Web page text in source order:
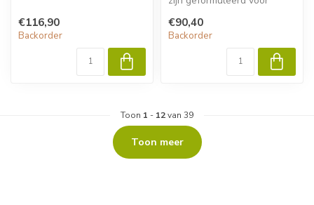
€116,90
Backorder
performanc...
€90,40
Backorder
Toon 1 - 12van 39
Toon meer